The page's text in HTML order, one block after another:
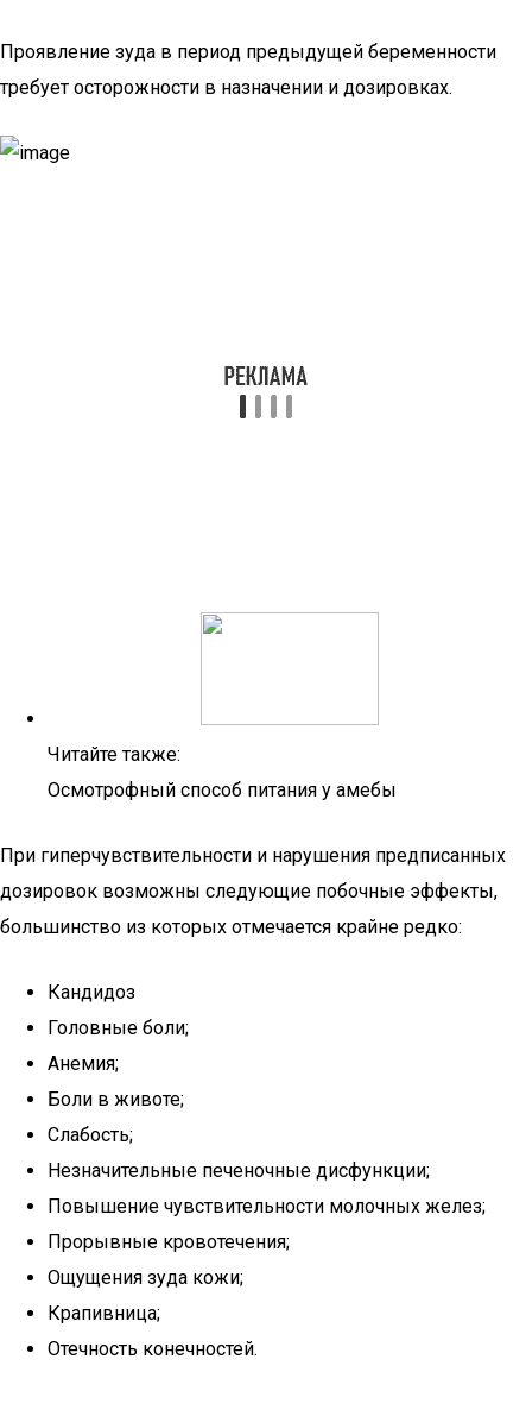
Проявление зуда в период предыдущей беременности
требует осторожности в назначении и дозировках.
Читайте также:
Осмотрофный способ питания у амебы
При гиперчувствительности и нарушения предписанных
дозировок возможны следующие побочные эффекты,
большинство из которых отмечается крайне редко:
Кандидоз
Головные боли;
Анемия;
Боли в животе;
Слабость;
Незначительные печеночные дисфункции;
Повышение чувствительности молочных желез;
Прорывные кровотечения;
Ощущения зуда кожи;
Крапивница;
Отечность конечностей.